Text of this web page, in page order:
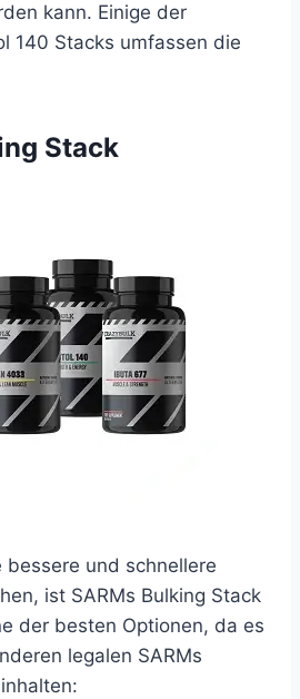
kann. Einige der
140 Stacks umfassen die
Stack
bessere und schnellere
ist SARMs Bulking Stack
der besten Optionen, da es
legalen SARMs